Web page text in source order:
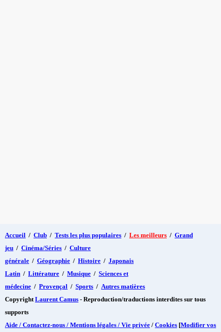
Accueil / Club / Tests les plus populaires / Les meilleurs / Grand
jeu / Cinéma/Séries / Culture
générale / Géographie / Histoire / Japonais
Latin / Littérature / Musique / Sciences et
médecine / Provençal / Sports / Autres matières
Copyright Laurent Camus - Reproduction/traductions interdites sur tous
supports
Aide / Contactez-nous / Mentions légales / Vie privée / Cookies [Modifier vos